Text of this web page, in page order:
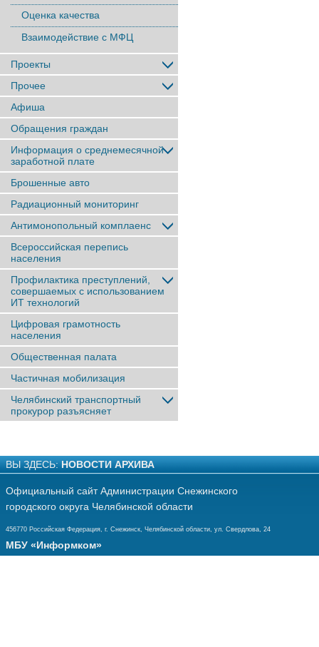
Оценка качества
Взаимодействие с МФЦ
Проекты
Прочее
Афиша
Обращения граждан
Информация о среднемесячной
заработной плате
Брошенные авто
Радиационный мониторинг
Антимонопольный комплаенс
Всероссийская перепись
населения
Профилактика преступлений,
совершаемых с использованием
ИТ технологий
Цифровая грамотность
населения
Общественная палата
Частичная мобилизация
Челябинский транспортный
прокурор разъясняет
ВЫ ЗДЕСЬ: НОВОСТИ АРХИВА
Официальный сайт Администрации Снежинского
городского округа Челябинской области
456770 Российская Федерация, г. Снежинск, Челябинской области, ул. Свердлова, 24
МБУ «Информком»